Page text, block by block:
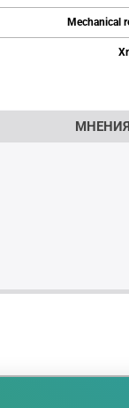
Mechanical